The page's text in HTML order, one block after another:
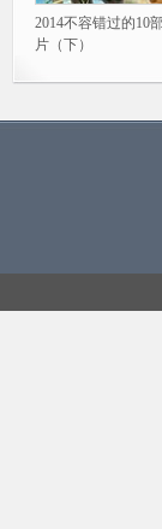
2014不容错过的10
片（下）